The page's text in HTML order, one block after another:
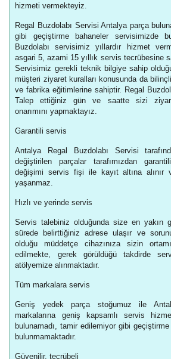
hizmeti vermekteyiz.
Regal Buzdolabı Servisi Antalya parça
gibi geçiştirme bahaneler servisimizde
Buzdolabı servisimiz yıllardır hizmet
asgari 5, azami 15 yıllık servis tecrübesine
Servisimiz gerekli teknik bilgiye sahip
müşteri ziyaret kuralları konusunda da
ve fabrika eğitimlerine sahiptir. Regal
Talep ettiğiniz gün ve saatte sizi
onarımını yapmaktayız.
Garantili servis
Antalya Regal Buzdolabı Servisi
değiştirilen parçalar tarafımızdan
değişimi servis fişi ile kayıt altına alınır
yaşanmaz.
Hızlı ve yerinde servis
Servis talebiniz olduğunda size en yakın
sürede belirttiğiniz adrese ulaşır ve
olduğu müddetçe cihazınıza sizin
edilmekte, gerek görüldüğü takdirde
atölyemize alınmaktadır.
Tüm markalara servis
Geniş yedek parça stoğumuz ile
markalarına geniş kapsamlı servis
bulunamadı, tamir edilemiyor gibi
bulunmamaktadır.
Güvenilir, tecrübeli